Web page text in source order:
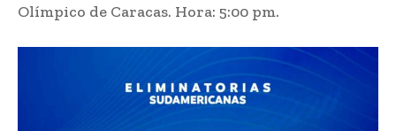
Olímpico de Caracas. Hora: 5:00 pm.